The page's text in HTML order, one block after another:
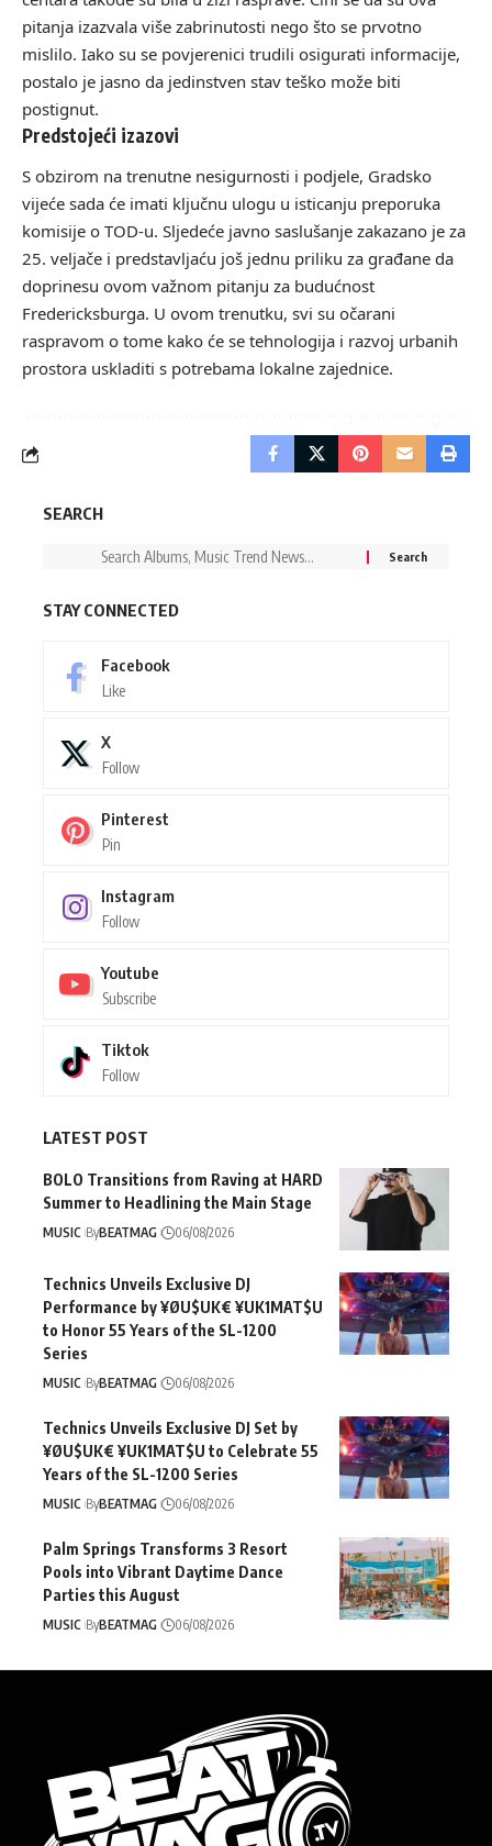
pitanja izazvala više zabrinutosti nego što se prvotno
mislilo. Iako su se povjerenici trudili osigurati informacije,
postalo je jasno da jedinstven stav teško može biti
postignut.
Predstojeći izazovi
S obzirom na trenutne nesigurnosti i podjele, Gradsko
vijeće sada će imati ključnu ulogu u isticanju preporuka
komisije o TOD-u. Sljedeće javno saslušanje zakazano je za
25. veljače i predstavljaću još jednu priliku za građane da
doprinesu ovom važnom pitanju za budućnost
Fredericksburga. U ovom trenutku, svi su očarani
raspravom o tome kako će se tehnologija i razvoj urbanih
prostora uskladiti s potrebama lokalne zajednice.
SEARCH
STAY CONNECTED
Facebook
Like
X
Follow
Pinterest
Pin
Instagram
Follow
Youtube
Subscribe
Tiktok
Follow
LATEST POST
BOLO Transitions from Raving at HARD
Summer to Headlining the Main Stage
MUSIC ByBEATMAG 06/08/2026
Technics Unveils Exclusive DJ
Performance by ¥ØU$UK€ ¥UK1MAT$U
to Honor 55 Years of the SL-1200
Series
MUSIC ByBEATMAG 06/08/2026
Technics Unveils Exclusive DJ Set by
¥ØU$UK€ ¥UK1MAT$U to Celebrate 55
Years of the SL-1200 Series
MUSIC ByBEATMAG 06/08/2026
Palm Springs Transforms 3 Resort
Pools into Vibrant Daytime Dance
Parties this August
MUSIC ByBEATMAG 06/08/2026